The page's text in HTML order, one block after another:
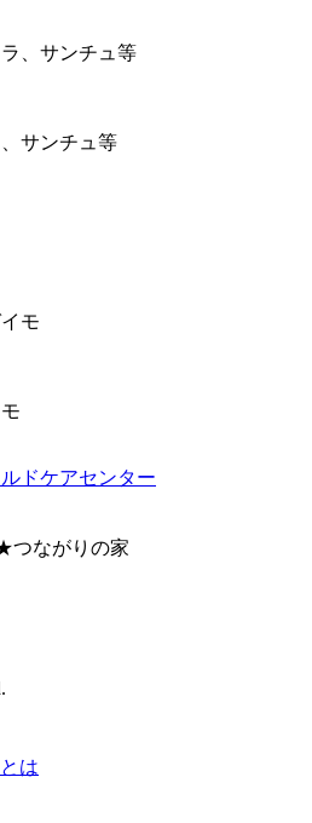
サンチュ等
つながりの家
は